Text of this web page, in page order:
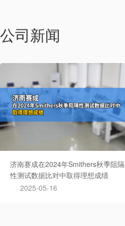
公司新闻
济南赛成在2024年Smithers秋季阻隔
性测试数据比对中取得理想成绩
2025-05-16